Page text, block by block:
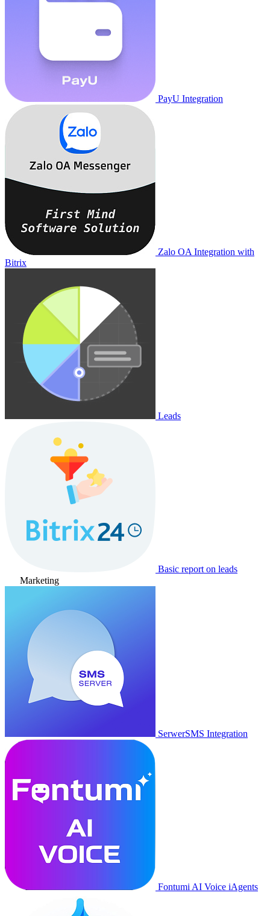
PayU Integration
Zalo OA Integration with
Bitrix
Leads
Basic report on leads
Marketing
SerwerSMS Integration
Fontumi AI Voice iAgents